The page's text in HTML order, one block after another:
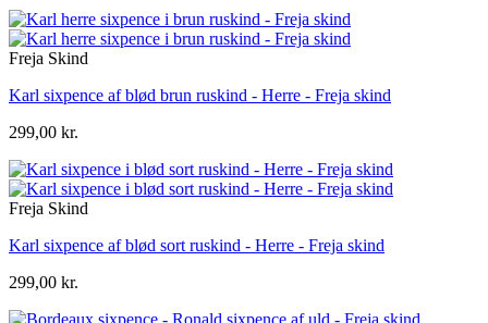
Freja Skind
Karl sixpence af blød brun ruskind - Herre - Freja skind
299,00 kr.
Freja Skind
Karl sixpence af blød sort ruskind - Herre - Freja skind
299,00 kr.